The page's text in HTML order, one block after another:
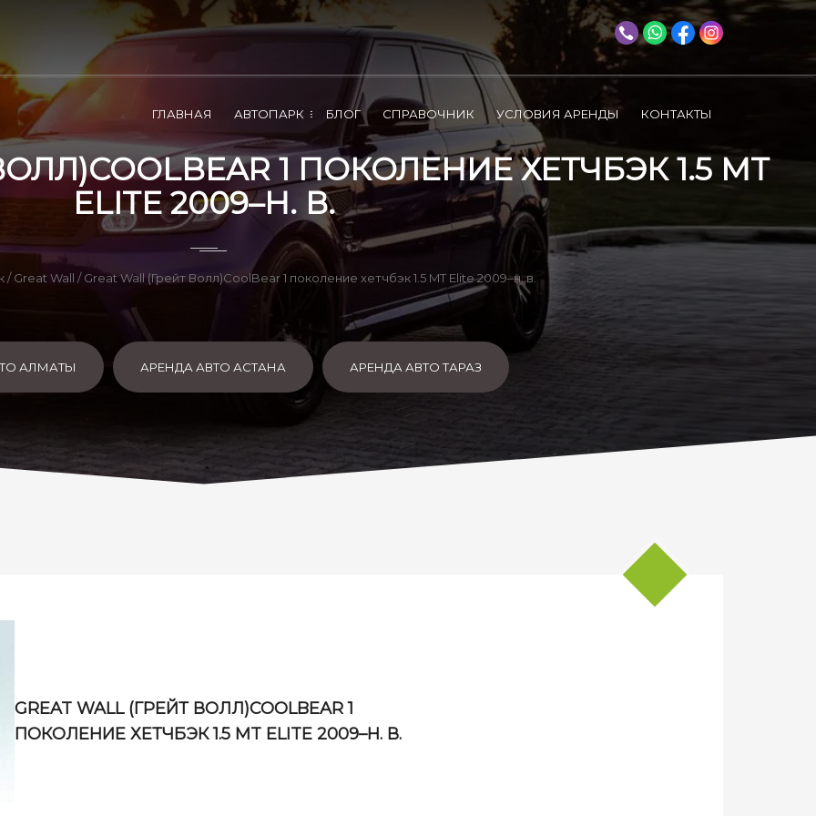
ГЛАВНАЯ АВТОПАРК БЛОГ СПРАВОЧНИК УСЛОВИЯ АРЕНДЫ КОНТАКТЫ
1 ПОКОЛЕНИЕ ХЕТЧБЭК 1.5 MT
ELITE 2009–Н. В.
/Great Wall / Great Wall (Грейт Волл)CoolBear 1 поколение хетчбэк 1.5 MT Elite 2009–н. в.
АЛМАТЫ АРЕНДА АВТО АСТАНА АРЕНДА АВТО ТАРАЗ
GREAT WALL (ГРЕЙТ ВОЛЛ)COOLBEAR 1
ПОКОЛЕНИЕ ХЕТЧБЭК 1.5 MT ELITE 2009–Н. В.